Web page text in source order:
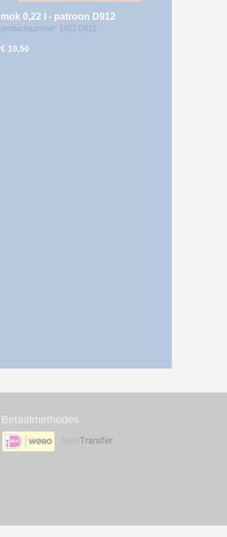
mok 0,22 l - patroon D912
productnummer: 1452-D912
€ 10,50
Betaalmethodes